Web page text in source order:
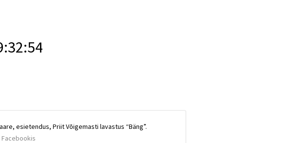
esietendus, Priit Vōigemasti lavastus “Bäng”.
Facebookis